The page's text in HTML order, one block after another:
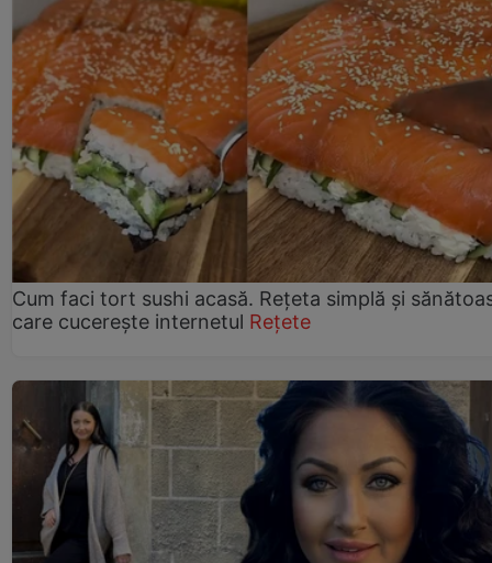
Cum faci tort sushi acasă. Rețeta simplă și
care cucerește internetul Rețete